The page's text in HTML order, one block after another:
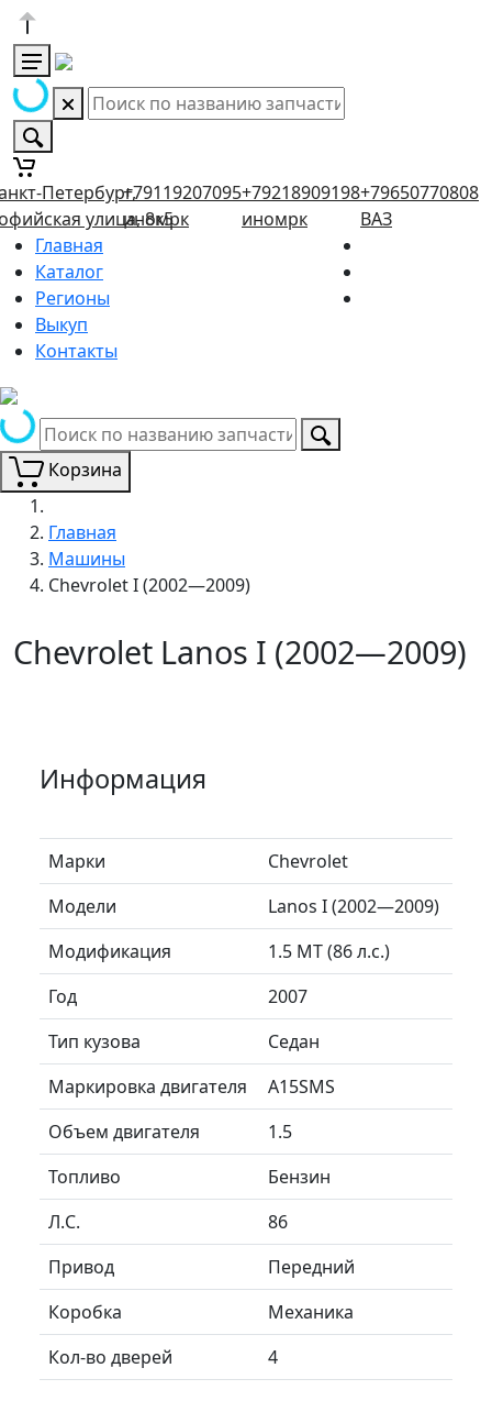
Петербург,
улица, 8к5
+79119207095
иномрк
+79218909198
иномрк
+79650770808
ВАЗ
Главная
Каталог
Регионы
Выкуп
Контакты
Корзина
Главная
Машины
Chevrolet I (2002—2009)
Chevrolet Lanos I (2002—2009)
Информация
Марки
Chevrolet
Модели
Lanos I (2002—2009)
Модификация
1.5 MT (86 л.с.)
Год
2007
Тип кузова
Седан
Маркировка двигателя
A15SMS
Объем двигателя
1.5
Топливо
Бензин
Л.C.
86
Привод
Передний
Коробка
Механика
Кол-во дверей
4